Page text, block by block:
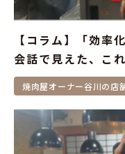
【コラム】「効率
会話で見えた、こ
焼肉屋オーナー谷川の店